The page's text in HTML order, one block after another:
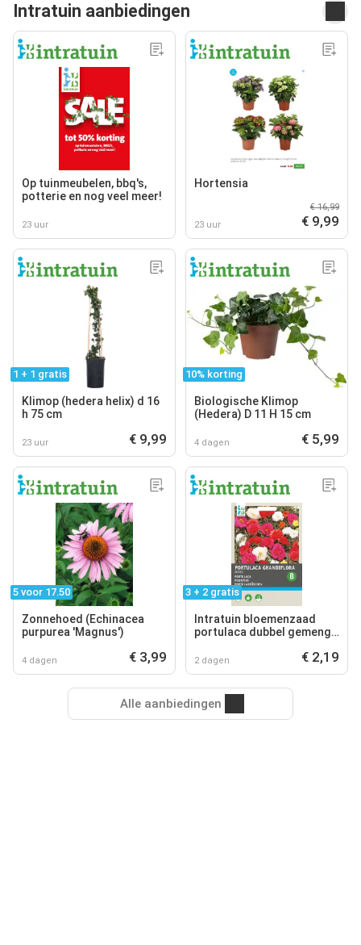
Intratuin aanbiedingen
Op tuinmeubelen, bbq's,
potterie en nog veel meer!
23 uur
Hortensia
23 uur
€ 16,99
€ 9,99
1 + 1 gratis
Klimop (hedera helix) d 16
h 75 cm
23 uur € 9,99
10% korting
Biologische Klimop
(Hedera) D 11 H 15 cm
4 dagen € 5,99
5 voor 17.50
Zonnehoed (Echinacea
purpurea 'Magnus')
4 dagen € 3,99
3 + 2 gratis
Intratuin bloemenzaad
portulaca dubbel gemengd
2 dagen € 2,19
Alle aanbiedingen